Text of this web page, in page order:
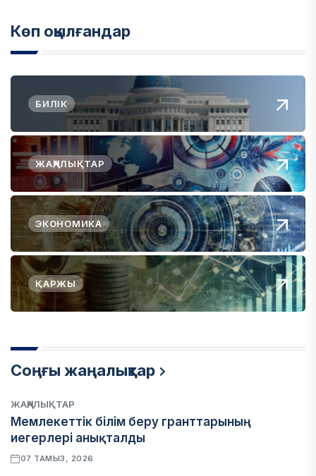
Көп оқылғандар
БИЛІК
ЖАҢАЛЫҚТАР
ЭКОНОМИКА
ҚАРЖЫ
Соңғы жаңалықтар
ЖАҢАЛЫҚТАР
Мемлекеттік білім беру гранттарының
иегерлері анықталды
07 ТАМЫЗ, 2026